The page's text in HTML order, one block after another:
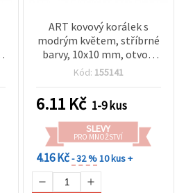
ART kovový korálek s
modrým květem, stříbrné
barvy, 10x10 mm, otvor:
5,5 mm
Kód: 155141
6.11 Kč 1-9 kus
SLEVY
PRO MNOŽSTVÍ
4.16 Kč- 32 %10 kus +